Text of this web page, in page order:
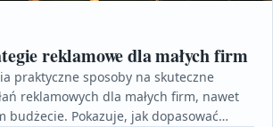
reklamowe dla małych firm
praktyczne sposoby na skuteczne
reklamowych dla małych firm, nawet
budżecie. Pokazuje, jak dopasować